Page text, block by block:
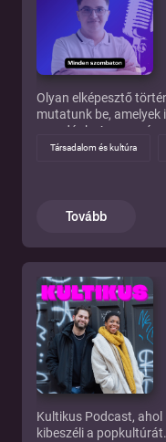
Olyan elképesztő
mutatunk be, amelyek
ragadóak. Az
bepillantást, ahová
fedezd fel velünk ezt
Társadalom és kultúra
Tovább
Kultikus Podcast,
kibeszéli a popkultúrát.